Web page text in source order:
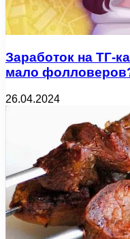
Заработок на ТГ-
мало
26.04.2024